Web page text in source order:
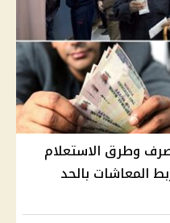
موعد الصرف وطرق الاستعلام
المعاشات بالحد